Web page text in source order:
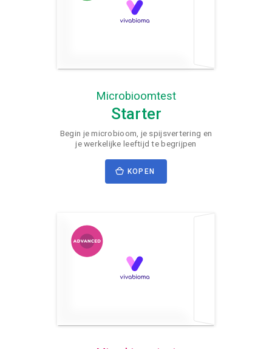
Microbioomtest
Starter
Begin je microbioom, je spijsvertering en
je werkelijke leeftijd te begrijpen
KOPEN